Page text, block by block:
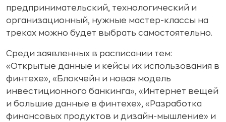
предпринимательский, технологический и
организационный, нужные мастер-классы на
треках можно будет выбрать самостоятельно.
Среди заявленных в расписании тем:
«Открытые данные и кейсы их использования в
финтехе», «Блокчейн и новая модель
инвестиционного банкинга», «Интернет вещей
и большие данные в финтехе», «Разработка
финансовых продуктов и дизайн-мышление» и